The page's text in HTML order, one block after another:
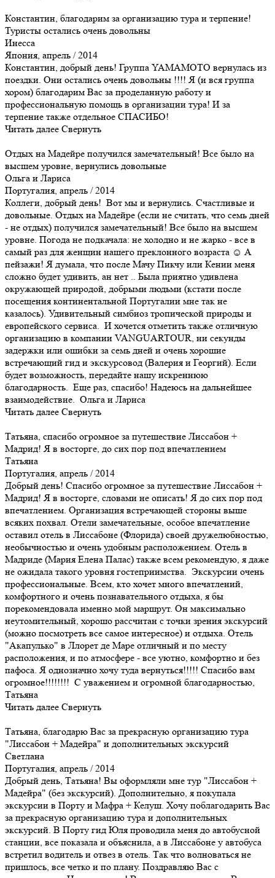
Константин, благодарим за организацию тура и терпение!
Туристы остались очень довольны
Инесса
Япония, апрель / 2014
Константин, добрый день! Группа YAMAMOTO вернулась из
поездки. Они остались очень довольны !!!! Я (и вся группа
хором) благодарим Вас за проделанную работу и
профессиональную помощь в организации тура! И за
терпение также отдельное СПАСИБО!
Читать далее Свернуть
Отдых на Мадейре получился замечательный! Все было на
высшем уровне, вернулись довольные
Ольга и Лариса
Португалия, апрель / 2014
Коллеги, добрый день! Вот мы и вернулись. Счастливые и
довольные. Отдых на Мадейре (если не считать, что семь дней
- не отдых) получился замечательный! Все было на высшем
уровне. Погода не подкачала: не холодно и не жарко - все в
самый раз для женщин нашего преклонного возраста ☺ А
пейзажи! Я думала, что после Мачу Пикчу или Кении меня
сложно будет удивить, ан нет .. Была приятно удивлена
окружающей природой, добрыми людьми (кстати после
посещения континентальной Португалии мне так не
казалось). Удивительный симбиоз тропической природы и
европейского сервиса. И хочется отметить также отличную
организацию в компании VANGUARTOUR, ни секунды
задержки или ошибки за семь дней и очень хорошие
встречающий гид и экскурсовод (Валерия и Георгий). Если
будет возможность, передайте нашу искреннюю
благодарность. Еще раз, спасибо! Надеюсь на дальнейшее
взаимодействие. Ольга и Лариса
Читать далее Свернуть
Татьяна, спасибо огромное за путешествие Лиссабон +
Мадрид! Я в восторге, до сих пор под впечатлением
Татьяна
Португалия, апрель / 2014
Добрый день! Спасибо огромное за путешествие Лиссабон +
Мадрид! Я в восторге, словами не описать! Я до сих пор под
впечатлением. Организация встречающей стороны выше
всяких похвал. Отели замечательные, особое впечатление
оставил отель в Лиссабоне (Флорида) своей дружелюбностью,
необычностью и очень удобным расположением. Отель в
Мадриде (Мария Елена Палас) также всем рекомендую, я даже
не ожидала такого уровня гостеприимства. Экскурсии очень
профессиональные. Всем, кто хочет много впечатлений,
комфортного и очень познавательного отдыха, я бы
порекомендовала именно мой маршрут. Он максимально
неутомительный, хорошо рассчитан с точки зрения экскурсий
(можно посмотреть все самое интересное) и отдыха. Отель
"Акапулько" в Ллорет де Маре отличный и по месту
расположения, и по атмосфере - все уютно, комфортно и без
пафоса. Я однозначно хочу туда вернуться!!!!! Спасибо вам
огромное!!!!!!!! С уважением и огромной благодарностью,
Татьяна
Читать далее Свернуть
Татьяна, благодарю Вас за прекрасную организацию тура
"Лиссабон + Мадейра" и дополнительных экскурсий
Светлана
Португалия, апрель / 2014
Добрый день, Татьяна! Вы оформляли мне тур "Лиссабон +
Мадейра" (без экскурсий). Дополнительно, я покупала
экскурсии в Порту и Мафра + Келуш. Хочу поблагодарить Вас
за прекрасную организацию тура и дополнительных
экскурсий. В Порту гид Юля проводила меня до автобусной
станции, все показала и объяснила, а в Лиссабоне у автобуса
встретил водитель и отвез в отель. Так что волноваться не
пришлось, все четко и по плану. Поздравляю Вас с